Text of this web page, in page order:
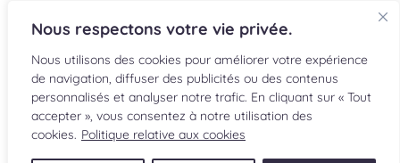
Nous respectons votre vie privée.
Nous utilisons des cookies pour améliorer votre expérience
de navigation, diffuser des publicités ou des contenus
personnalisés et analyser notre trafic. En cliquant sur « Tout
accepter », vous consentez à notre utilisation des
cookies. Politique relative aux cookies
EN